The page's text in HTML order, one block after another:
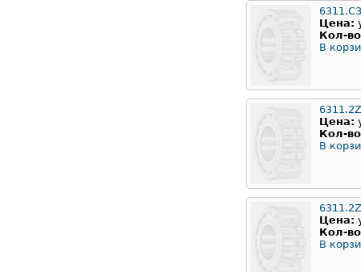
6311.С3
Цена:
Кол-
В
6311.2Z
Цена:
Кол-
В
Цена:
Кол-
В